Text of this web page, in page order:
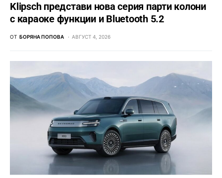
Klipsch представи нова серия парти колони
с караоке функции и Bluetooth 5.2
ОТ БОРЯНА ПОПОВА АВГУСТ 4, 2026